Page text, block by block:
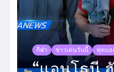
กีฬา ข่าวเด่นวันนี้ ฟุตบอ